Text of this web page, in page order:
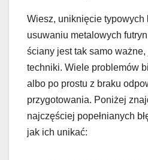
Wiesz, uniknięcie typowych
usuwaniu metalowych
ściany jest tak samo
techniki. Wiele problemów
albo po prostu z braku
przygotowania. Poniżej
najczęściej popełnianych
jak ich unikać: